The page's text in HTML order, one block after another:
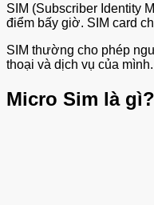
SIM (Subscriber Identity
điểm bấy giờ. SIM card
SIM thường cho phép
thoại và dịch vụ của mình.
Micro Sim là gì?